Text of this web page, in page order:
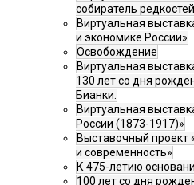
собиратель
Виртуальная
и экономике России»
Освобождение
Виртуальная
130 лет со дня
Бианки.
Виртуальная
России (1873-1917)»
Выставочный проект
и современность»
К 475-летию
100 лет со дня